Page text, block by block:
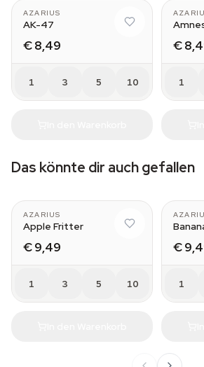
AZARIUS
AK-47
€ 8,49
1 3 5 10
€
1
Das könnte dir auch gefallen
AZARIUS
Apple Fritter
€ 9,49
1 3 5 10
€
1